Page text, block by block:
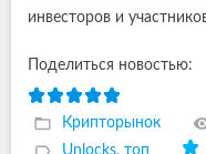
инвесторов и
Поделиться новостью:
Крипторынок
Unlocks, топ